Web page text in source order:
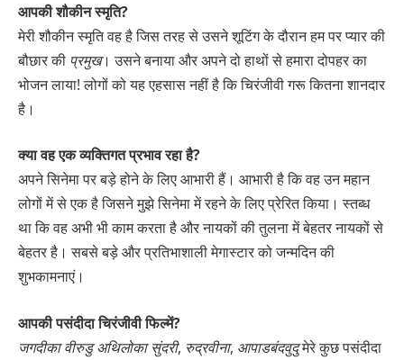
आपकी शौकीन स्मृति?
मेरी शौकीन स्मृति वह है जिस तरह से उसने शूटिंग के दौरान हम पर प्यार की
बौछार की प्रमुख। उसने बनाया और अपने दो हाथों से हमारा दोपहर का
भोजन लाया! लोगों को यह एहसास नहीं है कि चिरंजीवी गरू कितना शानदार
है।
क्या वह एक व्यक्तिगत प्रभाव रहा है?
अपने सिनेमा पर बड़े होने के लिए आभारी हैं। आभारी है कि वह उन महान
लोगों में से एक है जिसने मुझे सिनेमा में रहने के लिए प्रेरित किया। स्तब्ध
था कि वह अभी भी काम करता है और नायकों की तुलना में बेहतर नायकों से
बेहतर है। सबसे बड़े और प्रतिभाशाली मेगास्टार को जन्मदिन की
शुभकामनाएं।
आपकी पसंदीदा चिरंजीवी फिल्में?
जगदीका वीरुडु अथिलोका सुंदरी, रुद्रवीना, आपाडबंदवुदुमेरे कुछ पसंदीदा